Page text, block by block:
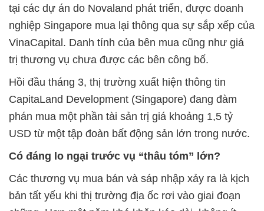
tại các dự án do Novaland phát triển, được doanh
nghiệp Singapore mua lại thông qua sự sắp xếp của
VinaCapital. Danh tính của bên mua cũng như giá
trị thương vụ chưa được các bên công bố.
Hồi đầu tháng 3, thị trường xuất hiện thông tin
CapitaLand Development (Singapore) đang đàm
phán mua một phần tài sản trị giá khoảng 1,5 tỷ
USD từ một tập đoàn bất động sản lớn trong nước.
Có đáng lo ngại trước vụ “thâu tóm” lớn?
Các thương vụ mua bán và sáp nhập xảy ra là kịch
bản tất yếu khi thị trường địa ốc rơi vào giai đoạn